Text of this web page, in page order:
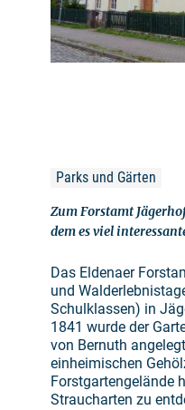
Parks und Gärten
Zum Forstamt
dem es viel
Das Eldenaer
und
Schulklassen) in
1841 wurde der
von Bernuth
einheimischen
Forstgartengelände
Straucharten zu